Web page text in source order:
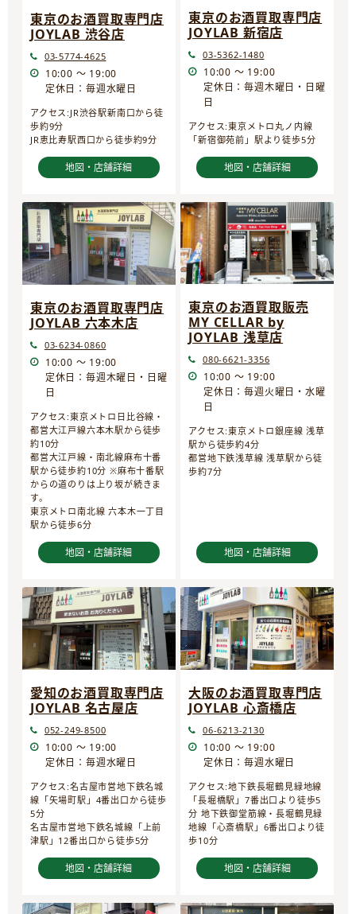
東京のお酒買取専門店
JOYLAB 渋谷店
03-5774-4625
10:00 ～ 19:00
定休日：毎週水曜日
アクセス:JR渋谷駅新南口から徒
歩約9分
JR恵比寿駅西口から徒歩約9分
地図・店舗詳細
東京のお酒買取専門店
JOYLAB 新宿店
03-5362-1480
10:00 ～ 19:00
定休日：毎週木曜日・日曜
日
アクセス:東京メトロ丸ノ内線
「新宿御苑前」駅より徒歩5分
地図・店舗詳細
東京のお酒買取専門店
JOYLAB 六本木店
03-6234-0860
10:00 ～ 19:00
定休日：毎週木曜日・日曜
日
アクセス:東京メトロ日比谷線・
都営大江戸線六本木駅から徒歩
約10分
都営大江戸線・南北線麻布十番
駅から徒歩約10分 ※麻布十番駅
からの道のりは上り坂が続きま
す。
東京メトロ南北線 六本木一丁目
駅から徒歩6分
地図・店舗詳細
東京のお酒買取販売
MY CELLAR by
JOYLAB 浅草店
080-6621-3356
10:00 ～ 19:00
定休日：毎週火曜日・水曜
日
アクセス:東京メトロ銀座線 浅草
駅から徒歩約4分
都営地下鉄浅草線 浅草駅から徒
歩約7分
地図・店舗詳細
愛知のお酒買取専門店
JOYLAB 名古屋店
052-249-8500
10:00 ～ 19:00
定休日：毎週水曜日
アクセス:名古屋市営地下鉄名城
線「矢場町駅」4番出口から徒歩
5分
名古屋市営地下鉄名城線「上前
津駅」12番出口から徒歩5分
地図・店舗詳細
大阪のお酒買取専門店
JOYLAB 心斎橋店
06-6213-2130
10:00 ～ 19:00
定休日：毎週水曜日
アクセス:地下鉄長堀鶴見緑地線
「長堀橋駅」7番出口より徒歩5
分 地下鉄御堂筋線・長堀鶴見緑
地線「心斎橋駅」6番出口より徒
歩10分
地図・店舗詳細